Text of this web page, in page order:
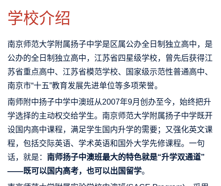
学校介绍
南京师范大学附属扬子中学是区属公办全日制独立高中，是
公办的全日制独立高中，江苏省四星级学校，曾先后获得江
苏省重点高中、江苏省模范学校、国家级示范性普通高中、
南京市“十五”教育发展先进单位等多项荣誉。
南师附中扬子中学中澳班从2007年9月创办至今，始终把升
学选择的主动权交给学生。南京师范大学附属扬子中学既开
设国内高中课程，满足学生国内升学的需要；又强化英文课
程，包括交际英语、学术英语和国外大学先修课程。一句
话，就是： 南师扬子中澳班最大的特色就是“升学双通道”
——既可以国内高考，也可以出国留学。